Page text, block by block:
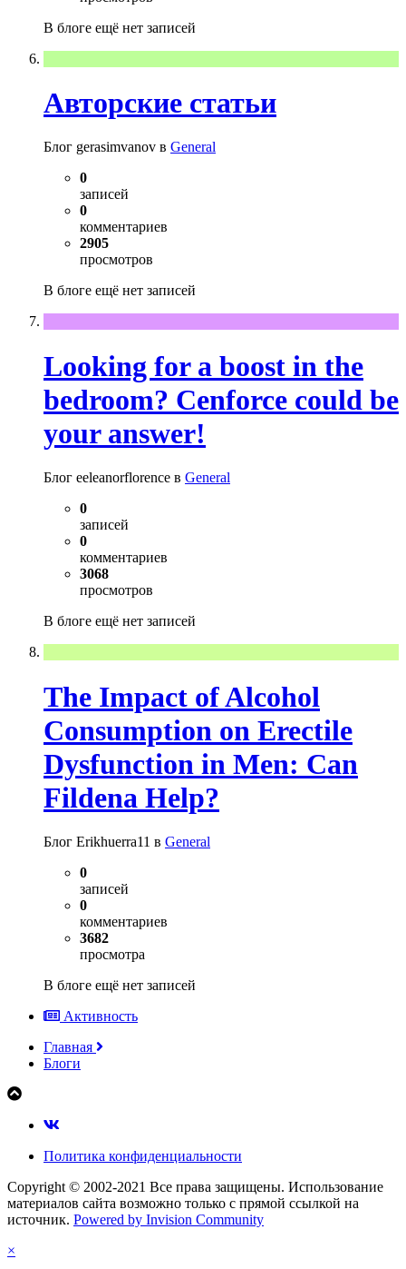
В блоге ещё нет записей
Авторские статьи
Блог gerasimvanov в General
0
записей
0
комментариев
2905
просмотров
В блоге ещё нет записей
Looking for a boost in the
bedroom? Cenforce could be
your answer!
Блог eeleanorflorence в General
0
записей
0
комментариев
3068
просмотров
В блоге ещё нет записей
The Impact of Alcohol
Consumption on Erectile
Dysfunction in Men: Can
Fildena Help?
Блог Erikhuerra11 в General
0
записей
0
комментариев
3682
просмотра
В блоге ещё нет записей
Активность
Главная
Блоги
Политика конфиденциальности
Copyright © 2002-2021 Все права защищены. Использование
материалов сайта возможно только с прямой ссылкой на
источник. Powered by Invision Community
×